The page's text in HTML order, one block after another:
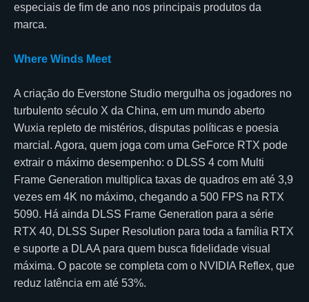
especiais de fim de ano nos principais produtos da
marca.
Where Winds Meet
A criação do Everstone Studio mergulha os jogadores no
turbulento século X da China, em um mundo aberto
Wuxia repleto de mistérios, disputas políticas e poesia
marcial. Agora, quem joga com uma GeForce RTX pode
extrair o máximo desempenho: o DLSS 4 com Multi
Frame Generation multiplica taxas de quadros em até 3,9
vezes em 4K no máximo, chegando a 500 FPS na RTX
5090. Há ainda DLSS Frame Generation para a série
RTX 40, DLSS Super Resolution para toda a família RTX
e suporte a DLAA para quem busca fidelidade visual
máxima. O pacote se completa com o NVIDIA Reflex, que
reduz latência em até 53%.